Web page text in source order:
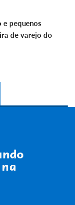
e pequenos
de varejo do